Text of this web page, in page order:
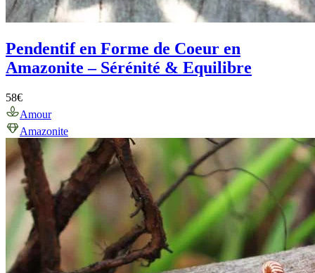
Pendentif en Forme de Coeur en
Amazonite – Sérénité & Equilibre
58€
Amour
Amazonite